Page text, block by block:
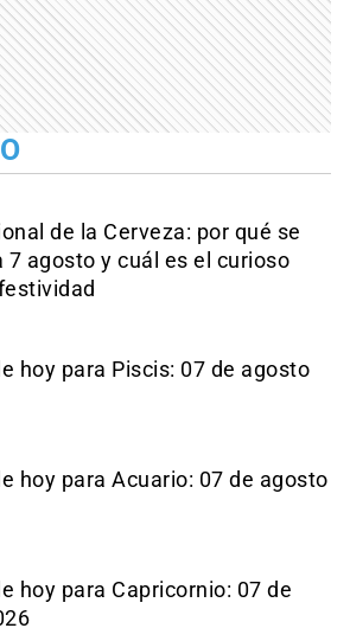
de la Cerveza: por qué se
7 agosto y cuál es el curioso
hoy para Piscis: 07 de agosto
hoy para Acuario: 07 de agosto
hoy para Capricornio: 07 de